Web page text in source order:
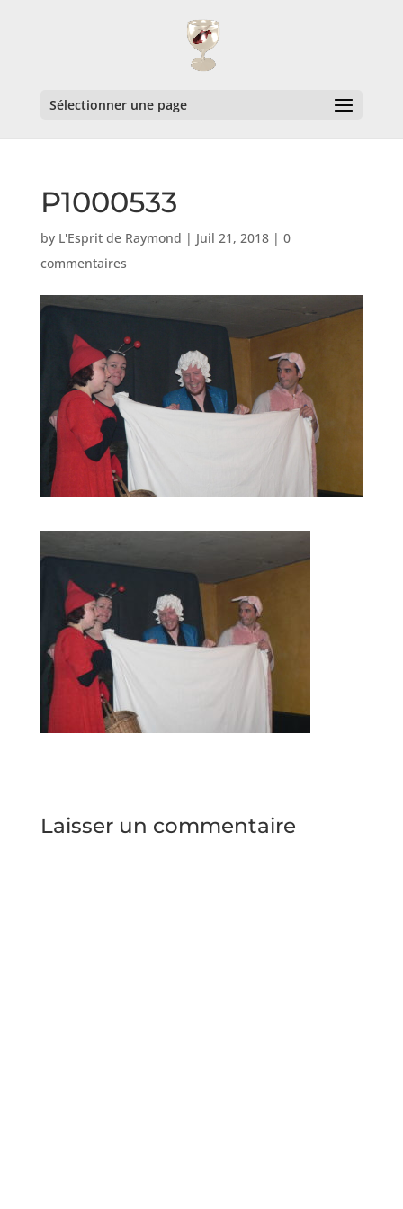
Sélectionner une page
P1000533
by L'Esprit de Raymond | Juil 21, 2018| 0
commentaires
Laisser un commentaire